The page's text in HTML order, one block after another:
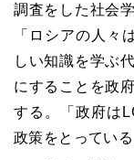
調査をした社会
「ロシアの人々
しい知識を学ぶ
にすることを政
する。「政府は
政策をとっている